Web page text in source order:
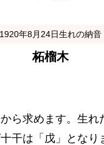
1920年8月24日生れの納音
柘榴木
ら求めます。生れ
干は「戊」となり